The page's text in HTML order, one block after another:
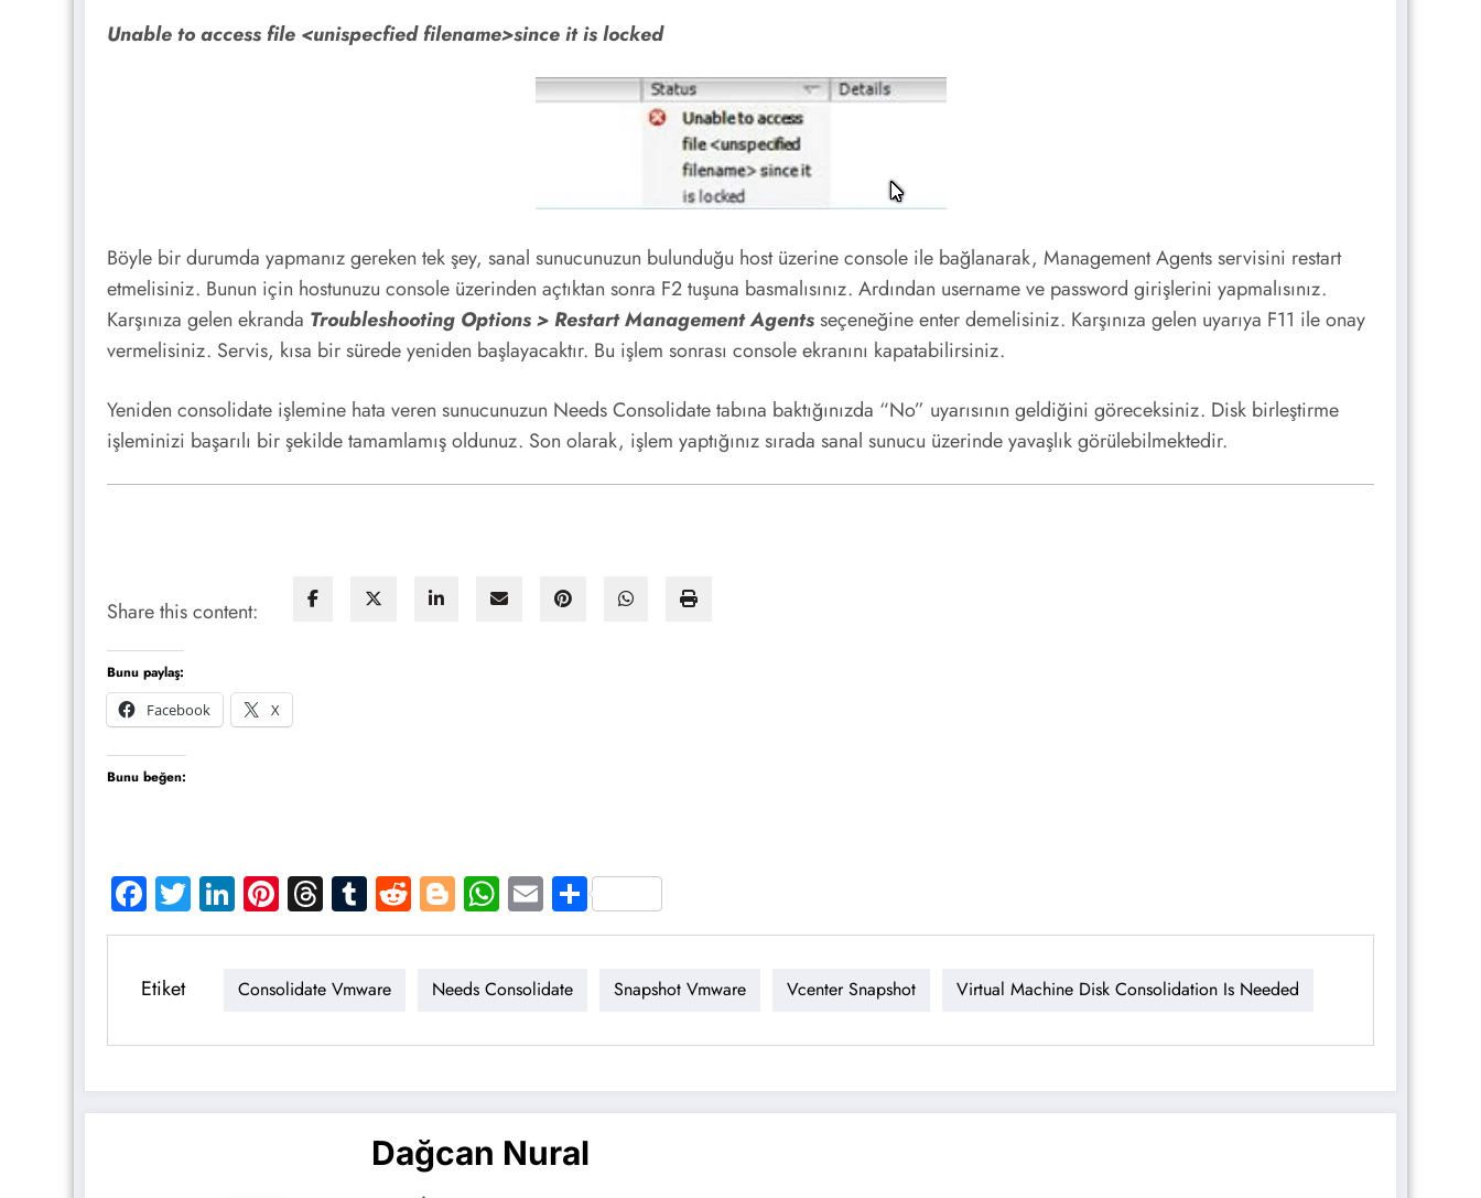
Unable to access file <unispecfied filename>since it is locked
Böyle bir durumda yapmanız gereken tek şey, sanal sunucunuzun bulunduğu host üzerine console ile bağlanarak, Management Agents servisini restart
etmelisiniz. Bunun için hostunuzu console üzerinden açtıktan sonra F2 tuşuna basmalısınız. Ardından username ve password girişlerini yapmalısınız.
Karşınıza gelen ekranda Troubleshooting Options > Restart Management Agentsseçeneğine enter demelisiniz. Karşınıza gelen uyarıya F11 ile onay
vermelisiniz. Servis, kısa bir sürede yeniden başlayacaktır. Bu işlem sonrası console ekranını kapatabilirsiniz.
Yeniden consolidate işlemine hata veren sunucunuzun Needs Consolidate tabına baktığınızda “No” uyarısının geldiğini göreceksiniz. Disk birleştirme
işleminizi başarılı bir şekilde tamamlamış oldunuz. Son olarak, işlem yaptığınız sırada sanal sunucu üzerinde yavaşlık görülebilmektedir.
Share this content:
Bunu paylaş:
Facebook
X
Bunu beğen:
Facebook
TwitterLinkedIn
Pinterest
Threads
Tumblr
RedditBlogger
WhatsApp
EmailShare
Etiket Consolidate Vmware Needs Consolidate Snapshot Vmware Vcenter Snapshot Virtual Machine Disk Consolidation Is Needed
Dağcan Nural